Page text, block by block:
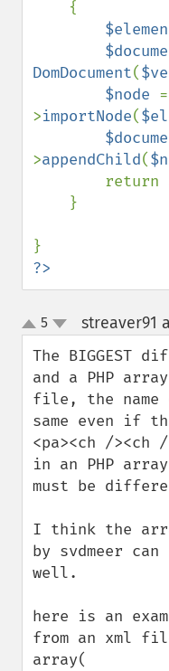
DomDocument(
$node =
>importNode(
>appendChild(
        return
?>
up
down
5 streaver91
The BIGGEST
and a PHP
file, the name
same even if
<pa><ch /><ch
in an PHP
must be
I think the
by svdmeer
well.
here is an
from an xml
array(